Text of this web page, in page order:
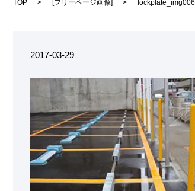
TOP フリーページ画像 lockplate_img006
2017-03-29